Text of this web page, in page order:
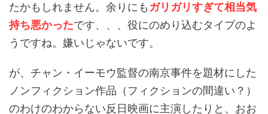
たかもしれません。余りにも ガリガリすぎて相当気
持ち悪かったです、、、役にのめり込むタイプのよ
うですね。嫌いじゃないです。
が、チャン・イーモウ監督の南京事件を題材にした
ノンフィクション作品（フィクションの間違い？）
のわけのわからない反日映画に主演したりと、おお